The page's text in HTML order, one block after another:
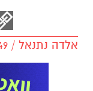
אלדה נתנאל / 08:49 30.05.24